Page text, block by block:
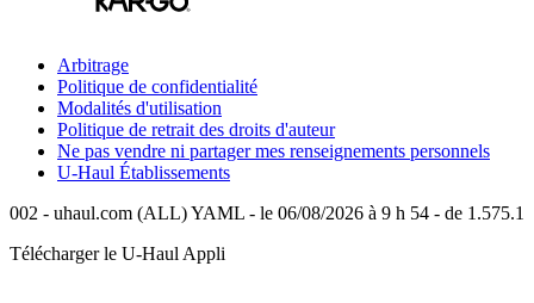
Arbitrage
Politique de confidentialité
Modalités d'utilisation
Politique de retrait des droits d'auteur
Ne pas vendre ni partager mes renseignements personnels
U-Haul Établissements
002 - uhaul.com (ALL) YAML - le 06/08/2026 à 9 h 54 - de 1.575.1
Télécharger le U-Haul Appli